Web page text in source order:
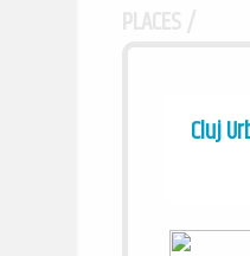
PLACES /
Cluj